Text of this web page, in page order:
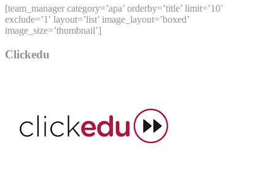
[team_manager category=’apa’ orderby=’title’ limit=’10’
exclude=’1′ layout=’list’ image_layout=’boxed’
image_size=’thumbnail’]
Clickedu